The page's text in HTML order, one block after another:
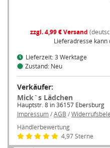
zzgl. 4,99 € Versand
Lieferadresse kann
Lieferzeit: 3 Werktage
Zustand: Neu
Verkäufer:
Mick`s Lädchen
Hauptstr. 8 in 36157 Ebersburg
Impressum/AGB /
Händlerbewertung
4,97 Sterne